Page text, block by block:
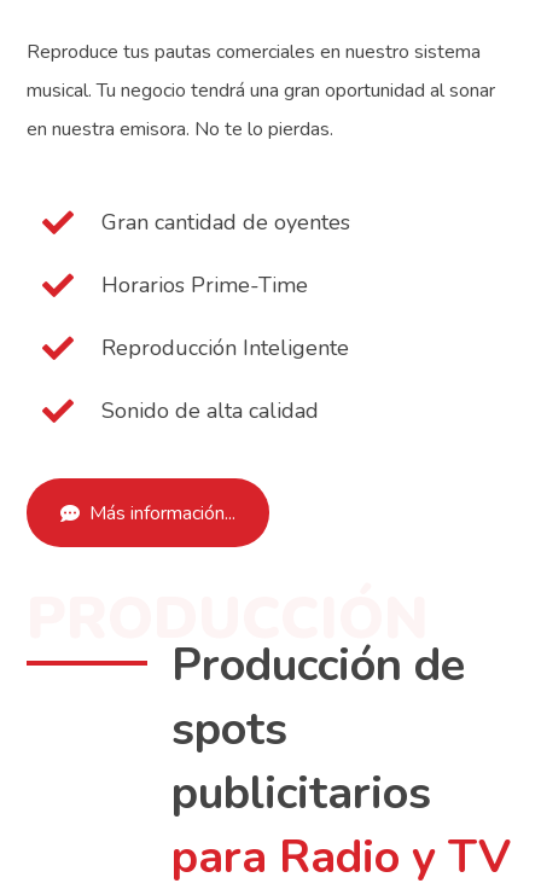
Reproduce tus pautas comerciales en nuestro sistema
musical. Tu negocio tendrá una gran oportunidad al sonar
en nuestra emisora. No te lo pierdas.
Gran cantidad de oyentes
Horarios Prime-Time
Reproducción Inteligente
Sonido de alta calidad
Más información...
Producción de
spots
publicitarios
para Radio y TV